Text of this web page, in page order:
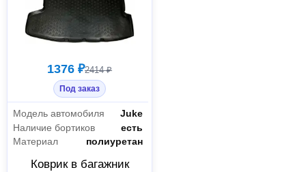
1376 ₽2414 ₽
Под заказ
Модель автомобиля
Juke
Наличие бортиков
есть
Материал
полиуретан
Коврик в багажник